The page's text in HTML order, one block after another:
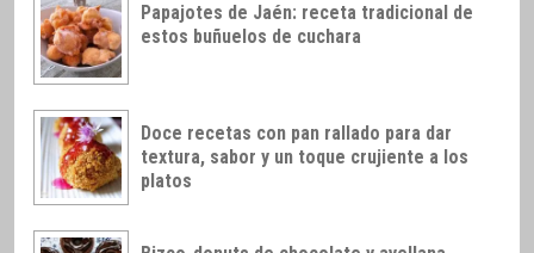
Papajotes de Jaén: receta tradicional de
estos buñuelos de cuchara
Doce recetas con pan rallado para dar
textura, sabor y un toque crujiente a los
platos